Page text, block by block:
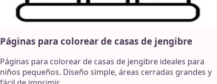
Páginas para colorear de casas de jengibre
Páginas para colorear de casas de jengibre ideales para
niños pequeños. Diseño simple, áreas cerradas grandes y